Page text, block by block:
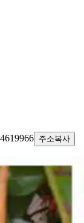
주소복사